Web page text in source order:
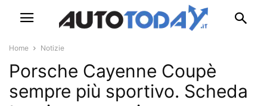
Home Notizie
Porsche Cayenne Coupè
sempre più sportivo. Scheda